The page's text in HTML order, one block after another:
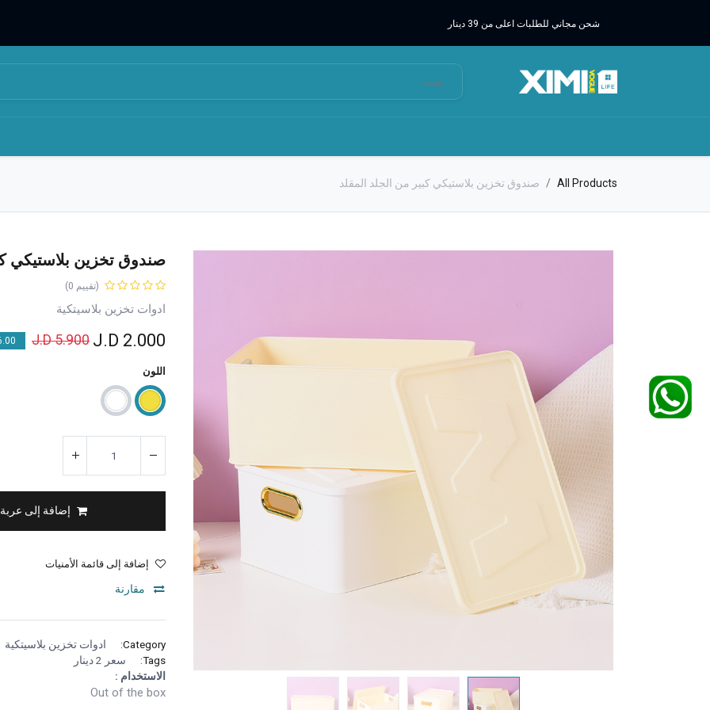
شحن مجاني للطلبات اعلى من 39 دينار
All Products صندوق تخزين بلاستيكي كبير من الجلد المقلد
صندوق تخزين بلاستيكي
(تقييم 0)
ادوات تخزين بلاسيتكية
2.000
5.900
J.D
% OFF
اللون
إضافة إلى
إضافة إلى قائمة الأمنيات
مقارنة
Category:
ادوات تخزين بلاسيتكية
Tags:
سعر 2 دينار
الاستخدام :
Out of the box